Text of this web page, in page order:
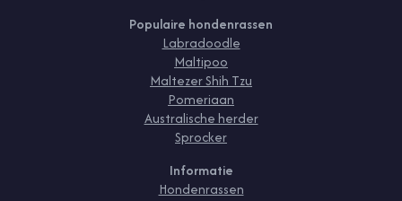
Populaire hondenrassen
Labradoodle
Maltipoo
Maltezer Shih Tzu
Pomeriaan
Australische herder
Sprocker
Informatie
Hondenrassen